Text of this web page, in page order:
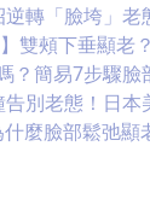
轉「臉垮」老
雙頰下垂顯
？簡易7步驟
別老態！日
什麼臉部鬆弛